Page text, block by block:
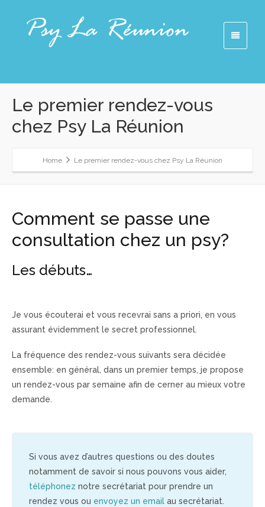
Le premier rendez-vous
chez Psy La Réunion
Home Le premier rendez-vous chez Psy La Réunion
Comment se passe une
consultation chez un psy?
Les débuts…
Je vous écouterai et vous recevrai sans a priori, en vous
assurant évidemment le secret professionnel.
La fréquence des rendez-vous suivants sera décidée
ensemble: en général, dans un premier temps, je propose
un rendez-vous par semaine afin de cerner au mieux votre
demande.
Si vous avez d’autres questions ou des doutes
notamment de savoir si nous pouvons vous aider,
téléphonez notre secrétariat pour prendre un
rendez vous ou envoyez un email au secrétariat.